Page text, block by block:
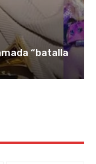
“batalla